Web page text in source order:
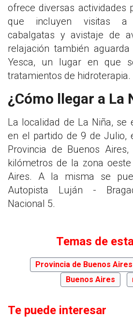
ofrece diversas actividades
que incluyen visitas a
cabalgatas y avistaje de
relajación también
Yesca, un lugar en que
tratamientos de hidroterapia.
¿Cómo llegar a La
La localidad de La Niña, se
en el partido de 9 de Julio,
Provincia de Buenos
kilómetros de la zona
Aires. A la misma se
Autopista Luján -
Nacional 5.
Temas de
Provincia de Buenos Aires
Buenos Aires
Te puede interesar